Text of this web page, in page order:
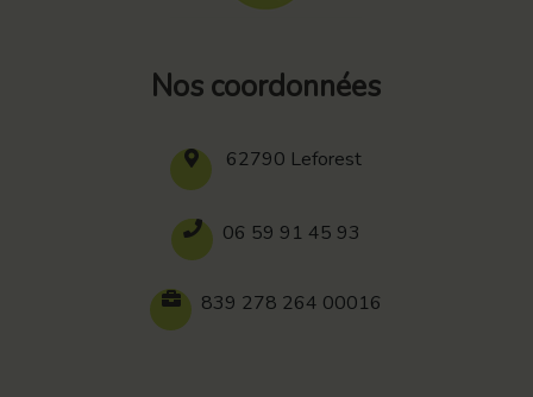
Nos coordonnées
62790 Leforest
06 59 91 45 93
839 278 264 00016